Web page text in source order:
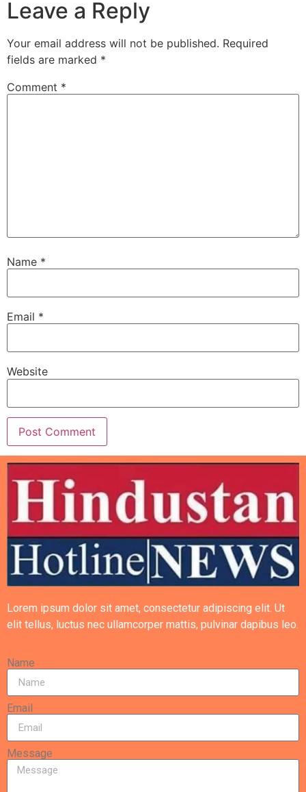
Leave a Reply
Your email address will not be published. Required
fields are marked *
Comment *
Name *
Email *
Website
Lorem ipsum dolor sit amet, consectetur adipiscing elit. Ut
elit tellus, luctus nec ullamcorper mattis, pulvinar dapibus leo.
Name
Email
Message